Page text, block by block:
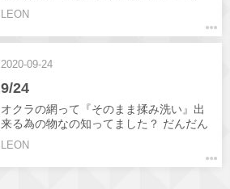
をあててその上から掃除機で吸うとほぼ
跡形もなくキレイにタオルに液体を吸い
取らせられるんですって！ 是非試してみ
オセロで腹抱えて笑いながら飲みません
か？ 本日はあやめさん、ひかるさん、も
えさん出勤ですよ🤩 皆様のご来店お待ち
しております！
LEON
2020-09-24
9/24
オクラの網って『そのまま揉み洗い』出
来る為の物なの知ってました？ だんだん
昼も涼しくなり過ごしやすくなりました
ね(･∀･) 木曜日ですよ！ 木曜日って一気
に週末になるなって気になって飲みに出
LEON